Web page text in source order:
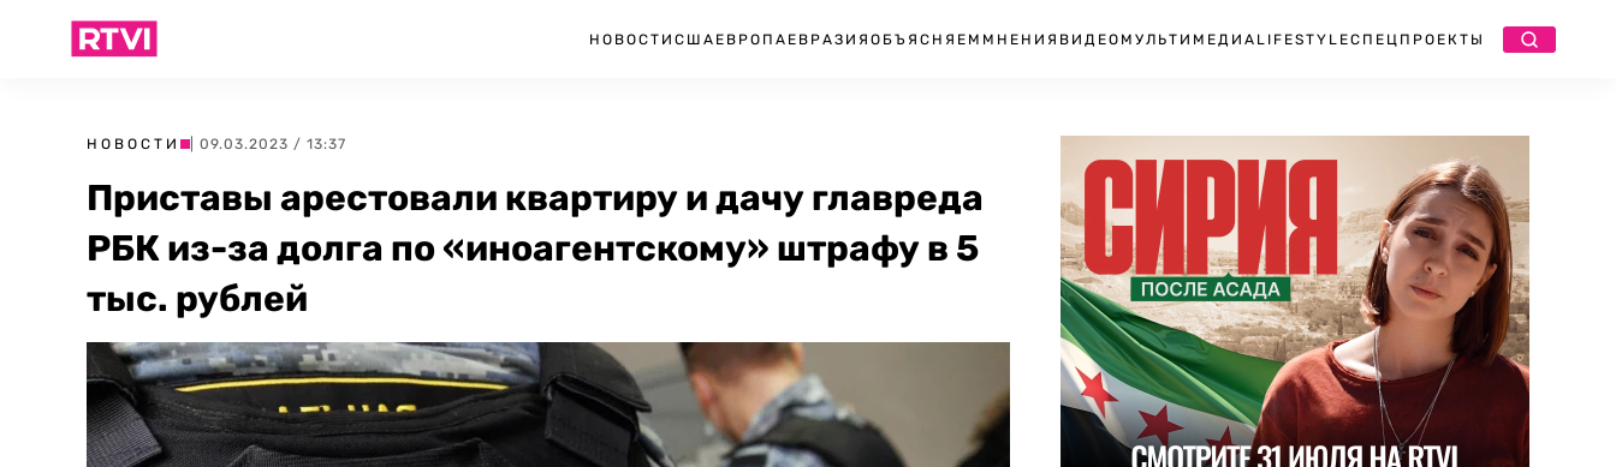
НОВОСТИ США ЕВРОПА ЕВРАЗИЯ ОБЪЯСНЯЕМ МНЕНИЯ ВИДЕО МУЛЬТИМЕДИА LIFESTYLEСПЕЦПРОЕКТЫ
НОВОСТИ | 09.03.2023 / 13:37
Приставы арестовали квартиру и дачу главреда
РБК из-за долга по «иноагентскому» штрафу в 5
тыс. рублей